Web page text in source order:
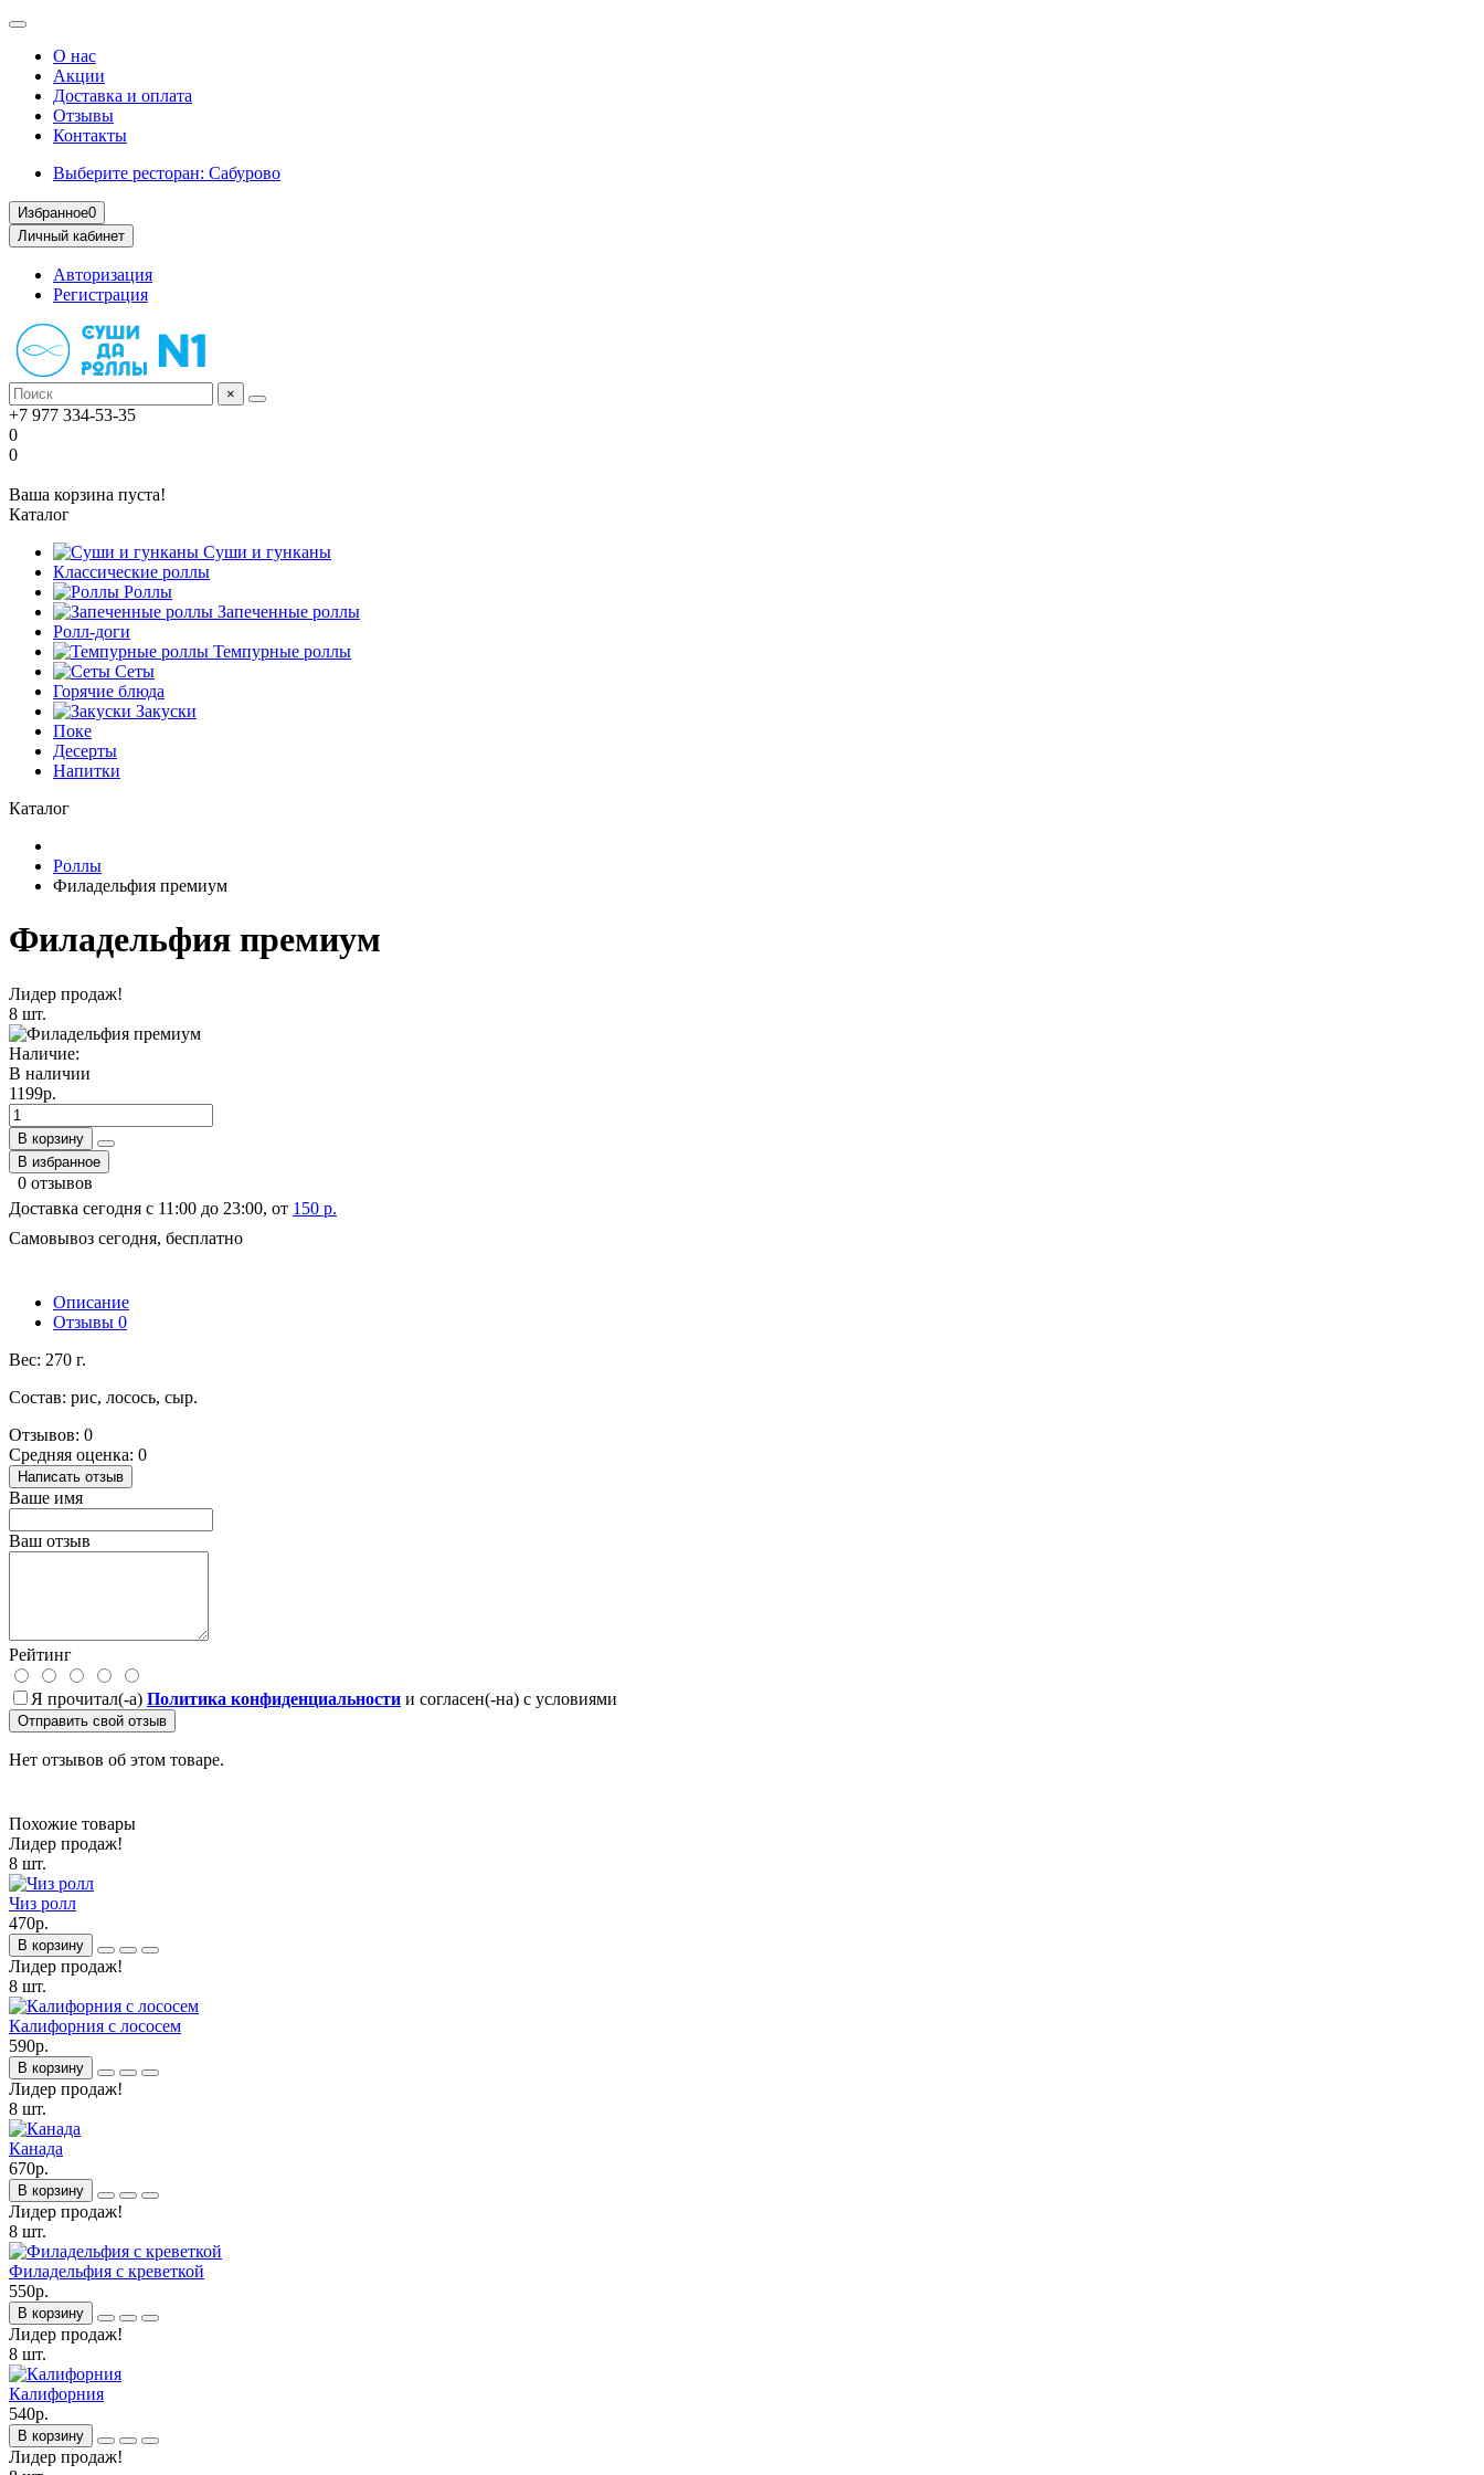
О нас
Акции
Доставка и оплата
Отзывы
Контакты
Выберите ресторан: Сабурово
Избранное0
Личный кабинет
Авторизация
Регистрация
×
+7 977 334-53-35
0
0
Ваша корзина пуста!
Каталог
Суши и гунканы
Классические роллы
Роллы
Запеченные роллы
Ролл-доги
Темпурные роллы
Сеты
Горячие блюда
Закуски
Поке
Десерты
Напитки
Каталог
Роллы
Филадельфия премиум
Филадельфия премиум
Лидер продаж!
8 шт.
Наличие:
В наличии
1199р.
В корзину
В избранное
0 отзывов
Доставка сегодня с 11:00 до 23:00, от 150 р.
Самовывоз сегодня, бесплатно
Описание
Отзывы 0
Вес: 270 г.
Состав: рис, лосось, сыр.
Отзывов: 0
Средняя оценка: 0
Написать отзыв
Ваше имя
Ваш отзыв
Рейтинг
Я прочитал(-а) Политика конфиденциальности и согласен(-на) с условиями
Отправить свой отзыв
Нет отзывов об этом товаре.
Похожие товары
Лидер продаж!
8 шт.
Чиз ролл
470р.
В корзину
Лидер продаж!
8 шт.
Калифорния с лососем
590р.
В корзину
Лидер продаж!
8 шт.
Канада
670р.
В корзину
Лидер продаж!
8 шт.
Филадельфия с креветкой
550р.
В корзину
Лидер продаж!
8 шт.
Калифорния
540р.
В корзину
Лидер продаж!